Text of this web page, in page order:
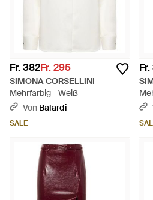
Fr. 382Fr. 295
SIMONA CORSELLINI
Mehrfarbig - Weiß
Von Balardi
SALE